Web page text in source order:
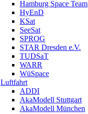
Hamburg Space Team
HyEnD
KSat
SeeSat
SPROG
STAR Dresden e.V.
TUDSaT
WARR
WüSpace
Luftfahrt
ADDI
AkaModell Stuttgart
AkaModell München